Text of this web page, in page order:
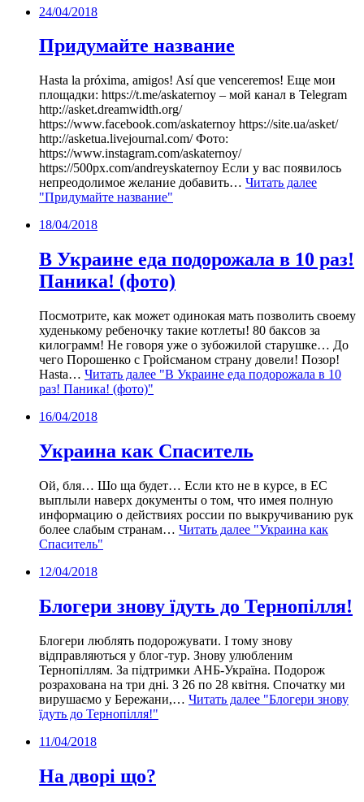
24/04/2018
Придумайте название
Hasta la próxima, amigos! Así que venceremos! Еще мои
площадки: https://t.me/askaternoy – мой канал в Telegram
http://asket.dreamwidth.org/
https://www.facebook.com/askaternoy https://site.ua/asket/
http://asketua.livejournal.com/ Фото:
https://www.instagram.com/askaternoy/
https://500px.com/andreyskaternoy Если у вас появилось
непреодолимое желание добавить… Читать далее
"Придумайте название"
18/04/2018
В Украине еда подорожала в 10 раз!
Паника! (фото)
Посмотрите, как может одинокая мать позволить своему
худенькому ребеночку такие котлеты! 80 баксов за
килограмм! Не говоря уже о зубожилой старушке… До
чего Порошенко с Гройсманом страну довели! Позор!
Hasta… Читать далее "В Украине еда подорожала в 10
раз! Паника! (фото)"
16/04/2018
Украина как Спаситель
Ой, бля… Шо ща будет… Если кто не в курсе, в ЕС
выплыли наверх документы о том, что имея полную
информацию о действиях россии по выкручиванию рук
более слабым странам… Читать далее "Украина как
Спаситель"
12/04/2018
Блогери знову їдуть до Тернопілля!
Блогери люблять подорожувати. І тому знову
відправляються у блог-тур. Знову улюбленим
Тернопіллям. За підтримки АНБ-Україна. Подорож
розрахована на три дні. З 26 по 28 квітня. Спочатку ми
вирушаємо у Бережани,… Читать далее "Блогери знову
їдуть до Тернопілля!"
11/04/2018
На дворі що?